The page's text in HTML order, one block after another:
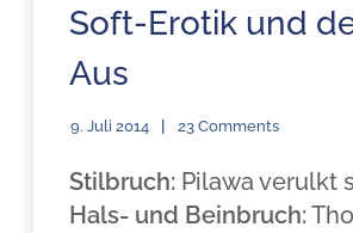
Soft-Erotik und
Aus
9. Juli 2014 23 Comments
Stilbruch: Pilawa verulkt
Hals- und Beinbruch: